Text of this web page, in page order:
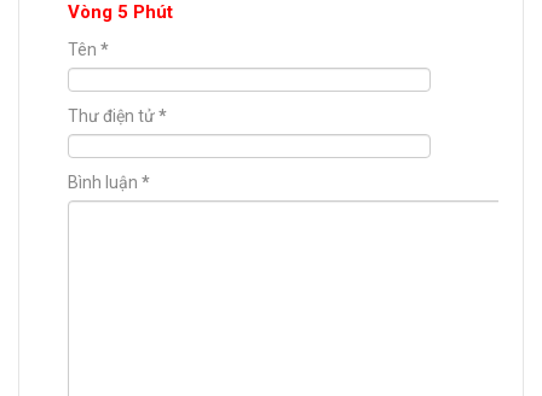
Vòng 5 Phút
Tên *
Thư điện tử*
Bình luận *